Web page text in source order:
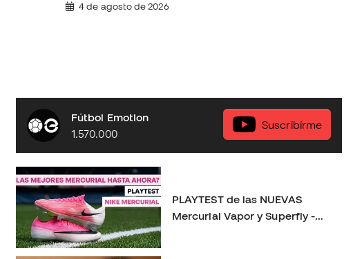
4 de agosto de 2026
Fútbol Emotion
1.570.000
Suscribírme
PLAYTEST de las NUEVAS
Mercurial Vapor y Superfly -